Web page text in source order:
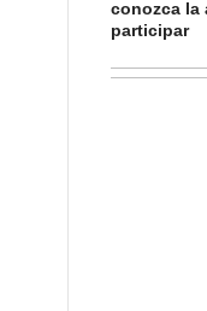
conozca la
participar